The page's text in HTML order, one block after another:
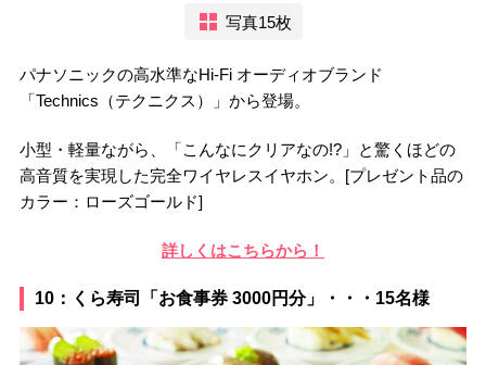
写真15枚
パナソニックの高水準なHi-Fi オーディオブランド
「Technics（テクニクス）」から登場。
小型・軽量ながら、「こんなにクリアなの!?」と驚くほどの
高音質を実現した完全ワイヤレスイヤホン。[プレゼント品の
カラー：ローズゴールド]
詳しくはこちらから！
10：くら寿司「お食事券 3000円分」・・・15名様